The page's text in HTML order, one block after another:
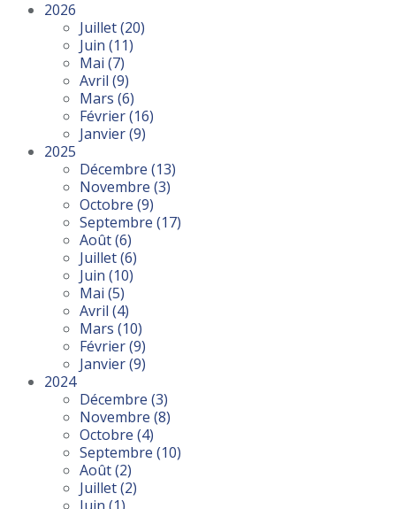
2026
Juillet(20)
Juin (11)
Mai (7)
Avril (9)
Mars (6)
Février(16)
Janvier(9)
2025
Décembre (13)
Novembre (3)
Octobre (9)
Septembre (17)
Août(6)
Juillet(6)
Juin (10)
Mai (5)
Avril (4)
Mars (10)
Février(9)
Janvier(9)
2024
Décembre (3)
Novembre (8)
Octobre (4)
Septembre (10)
Août(2)
Juillet(2)